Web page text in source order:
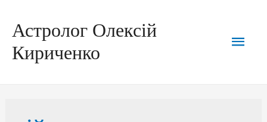
вмістуАстролог Олексій
Кириченко